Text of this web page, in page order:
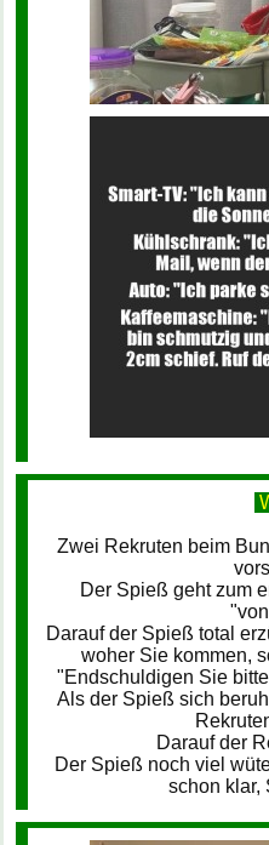
Zwei Rekruten beim
Der Spieß geht zum
Darauf der Spieß total
woher Sie kommen,
"Endschuldigen Sie
Als der Spieß sich
Darauf der
Der Spieß noch viel
schon klar,